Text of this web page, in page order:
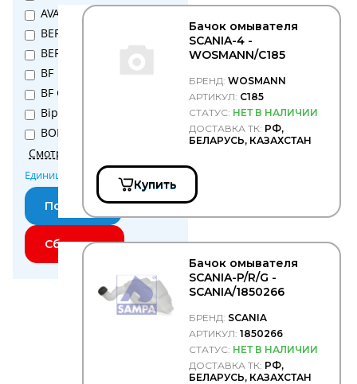
Фильтра
салона
Фильтра
системы
охлаждения
Фильтра
топливные
Фитинги
Цепи
противоскольжения
Щётки
стеклоочистителя
Электрика
AVA
BERGKRAFT
BERU
BF
BF GERMANY
Bipro
BORG WARNER
CARGO
CIPEC
COJALI
COSIBO
DAF
Смотреть еще
Единица измерения
Бачок омывателя
SCANIA-4 -
WOSMANN/C185
БРЕНД:WOSMANN
АРТИКУЛ: C185
СТАТУС: НЕТ В НАЛИЧИИ
ДОСТАВКА ТК: РФ,
БЕЛАРУСЬ, КАЗАХСТАН
Купить
Бачок омывателя
SCANIA-P/R/G -
SCANIA/1850266
БРЕНД: SCANIA
АРТИКУЛ:1850266
СТАТУС: НЕТ В НАЛИЧИИ
ДОСТАВКА ТК: РФ,
БЕЛАРУСЬ, КАЗАХСТАН